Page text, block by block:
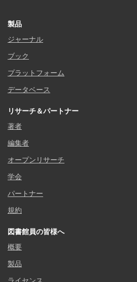
製品
ジャーナル
ブック
プラットフォーム
データベース
リサーチ＆パートナー
著者
編集者
オープンリサーチ
学会
パートナー
規約
図書館員の皆様へ
概要
製品